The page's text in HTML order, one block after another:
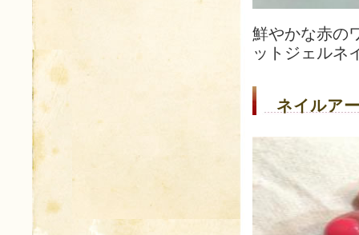
鮮やかな赤の
ットジェルネ
ネイルア